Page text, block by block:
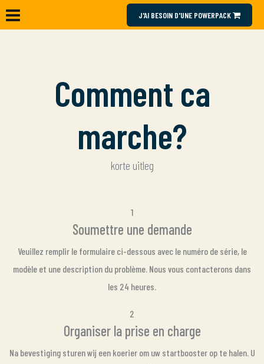
J'AI BESOIN D'UNE POWERPACK
Comment ca
marche?
korte uitleg
1
Soumettre une demande
Veuillez remplir le formulaire ci-dessous avec le numéro de série, le
modèle et une description du problème. Nous vous contacterons dans
les 24 heures.
2
Organiser la prise en charge
Na bevestiging sturen wij een koerier om uw startbooster op te halen. U